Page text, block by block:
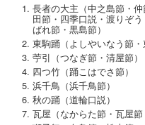
長者の大主（中之島節・
田節・四季口説・渡りぞ
ばれ節・黒島節）
東駒踊（よしやいなう節
苧引（つなぎ節・清屋節）
四つ竹（踊こはでさ節）
浜千鳥（浜千鳥節）
秋の踊（道輪口説）
瓦屋（なからた節・瓦屋節